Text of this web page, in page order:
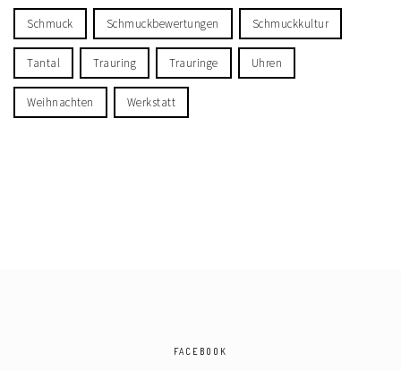
Schmuck Schmuckbewertungen Schmuckkultur
Tantal Trauring Trauringe Uhren
Weihnachten Werkstatt
FACEBOOK